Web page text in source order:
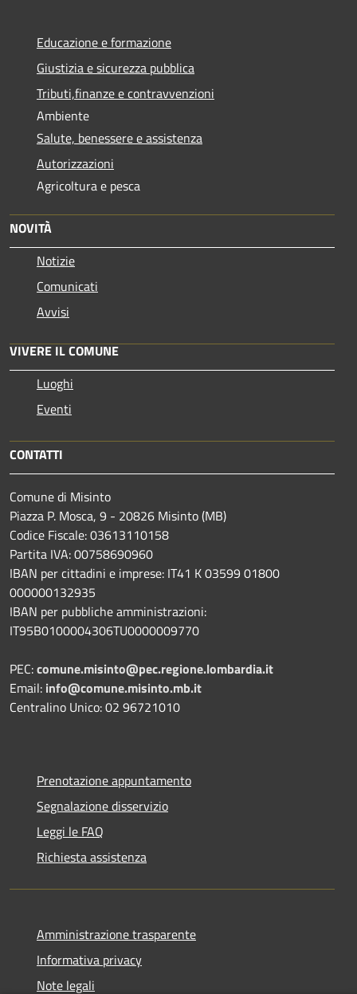
Educazione e formazione
Giustizia e sicurezza pubblica
Tributi,finanze e contravvenzioni
Ambiente
Salute, benessere e assistenza
Autorizzazioni
Agricoltura e pesca
NOVITÀ
Notizie
Comunicati
Avvisi
VIVERE IL COMUNE
Luoghi
Eventi
CONTATTI
Comune di Misinto
Piazza P. Mosca, 9 - 20826 Misinto (MB)
Codice Fiscale: 03613110158
Partita IVA: 00758690960
IBAN per cittadini e imprese: IT41 K 03599 01800
000000132935
IBAN per pubbliche amministrazioni:
IT95B0100004306TU0000009770
PEC:comune.misinto@pec.regione.lombardia.it
Email: info@comune.misinto.mb.it
Centralino Unico: 02 96721010
Prenotazione appuntamento
Segnalazione disservizio
Leggi le FAQ
Richiesta assistenza
Amministrazione trasparente
Informativa privacy
Note legali